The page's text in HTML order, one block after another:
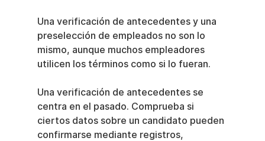
Una verificación de antecedentes y una
preselección de empleados no son lo
mismo, aunque muchos empleadores
utilicen los términos como si lo fueran.
Una verificación de antecedentes se
centra en el pasado. Comprueba si
ciertos datos sobre un candidato pueden
confirmarse mediante registros,